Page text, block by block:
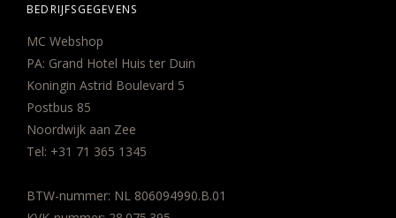
BEDRIJFSGEGEVENS
MC Webshop
PA: Grand Hotel Huis ter Duin
Koningin Astrid Boulevard 5
Postbus 85
Noordwijk aan Zee
Tel: +31 71 365 1345
BTW-nummer: NL 806094990.B.01